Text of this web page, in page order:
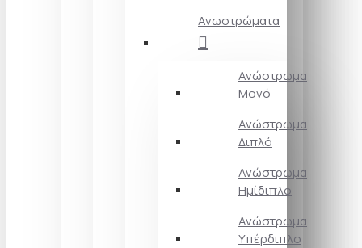
Ανωστρώματα
Ανώστρωμα
Μονό
Ανώστρωμα
Διπλό
Ανώστρωμα
Ημίδιπλο
Ανώστρωμα
Υπέρδιπλο